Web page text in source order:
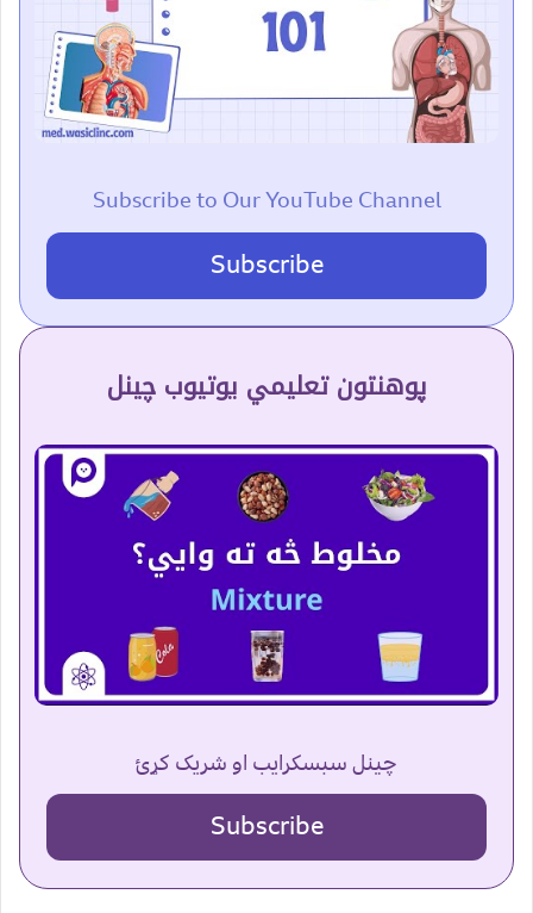
Subscribe to Our YouTube Channel
Subscribe
پوهنتون تعلیمي یوتیوب چینل
چینل سبسکرایب او شریک کړئ
Subscribe